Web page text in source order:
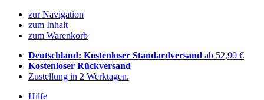
zur Navigation
zum Inhalt
zum Warenkorb
Deutschland: Kostenloser Standardversand ab 52,90 €
Kostenloser Rückversand
Zustellung in 2 Werktagen.
Hilfe